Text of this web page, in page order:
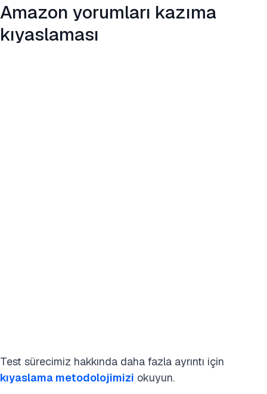
Amazon yorumları kazıma
kıyaslaması
Test sürecimiz hakkında daha fazla ayrıntı için
kıyaslama metodolojimizi okuyun.